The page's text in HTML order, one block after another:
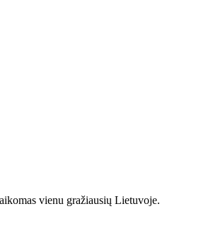
vienu gražiausių Lietuvoje.